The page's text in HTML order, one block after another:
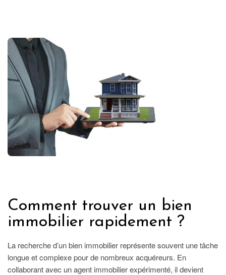
Comment trouver un bien
immobilier rapidement ?
La recherche d’un bien immobilier représente souvent une tâche
longue et complexe pour de nombreux acquéreurs. En
collaborant avec un agent immobilier expérimenté, il devient